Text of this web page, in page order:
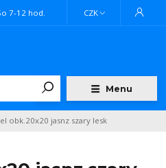
Menu
CZK
7-12 hod.
obk.20x20 jasnz szary lesk